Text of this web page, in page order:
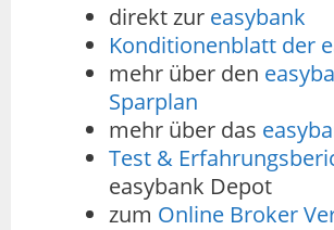
direkt zur easybank
Konditionenblatt der
mehr über den
Sparplan
mehr über das
Test &
easybank Depot
zum Online Broker